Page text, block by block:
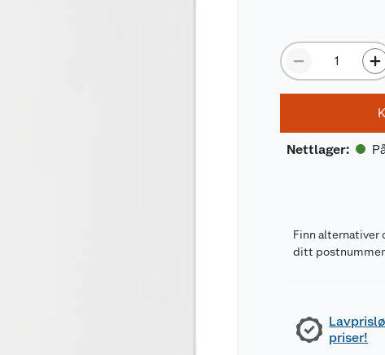
Nettlager:
Finn alternativer
ditt postnummer
priser!